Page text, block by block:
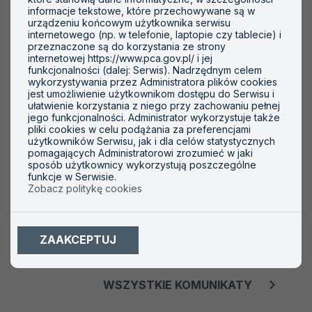
05 SIERPNIA 2026
Komunikat nr 480
Komunikat nr 480 z dnia 4.08.2026 r. w sprawie
akredytacji laboratoriów badawczych w zakresie
norm DIAP i EXAP dotyczących klasyfikacji
wyrobów i materiałów budowlanych pod
względem reakcji na ogień, odporności na ogień
zewnętrzny oraz odporności ogniowej.
CZYTAJ WIĘCEJO
NR
Komunikat nr
akredytacji
prowadzących
publicznych.
WSZYSTKIE KOMUNIKATY
informacje tekstowe, które przechowywane są w
urządzeniu końcowym użytkownika serwisu
internetowego (np. w telefonie, laptopie czy tablecie) i
przeznaczone są do korzystania ze strony
internetowej https://www.pca.gov.pl/ i jej
funkcjonalności (dalej: Serwis). Nadrzędnym celem
wykorzystywania przez Administratora plików cookies
jest umożliwienie użytkownikom dostępu do Serwisu i
ułatwienie korzystania z niego przy zachowaniu pełnej
jego funkcjonalności. Administrator wykorzystuje także
pliki cookies w celu podążania za preferencjami
użytkowników Serwisu, jak i dla celów statystycznych
pomagających Administratorowi zrozumieć w jaki
sposób użytkownicy wykorzystują poszczególne
funkcje w Serwisie.
Zobacz politykę cookies
ZAAKCEPTUJ